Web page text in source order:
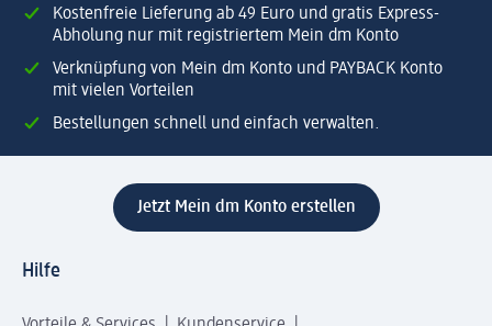
Kostenfreie Lieferung ab 49 Euro und gratis Express-
Abholung nur mit registriertem Mein dm Konto
Verknüpfung von Mein dm Konto und PAYBACK Konto
mit vielen Vorteilen
Bestellungen schnell und einfach verwalten.
Jetzt Mein dm Konto erstellen
Hilfe